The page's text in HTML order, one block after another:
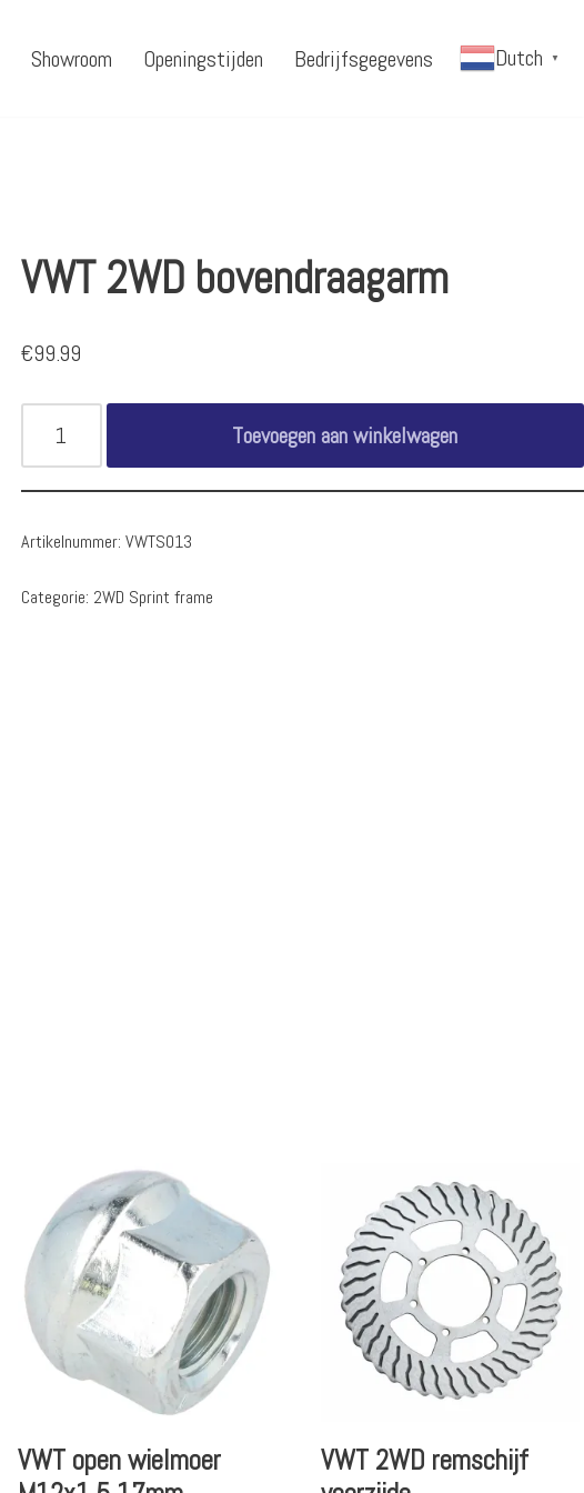
Showroom Openingstijden Bedrijfsgegevens Dutch ▼
VWT 2WD bovendraagarm
€99.99
Toevoegen aan winkelwagen
Artikelnummer:VWTS013
Categorie: 2WD Sprint frame
VWT open wielmoer
VWT 2WD remschijf